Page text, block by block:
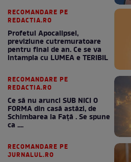
RECOMANDARE PE
REDACTIA.RO
Profetul Apocalipsei,
previziune cutremuratoare
pentru final de an. Ce se va
intampla cu LUMEA e TERIBIL
RECOMANDARE PE
REDACTIA.RO
Ce să nu arunci SUB NICI O
FORMA din casă astăzi, de
Schimbarea la Față . Se spune
ca ....
RECOMANDARE PE
JURNALUL.RO